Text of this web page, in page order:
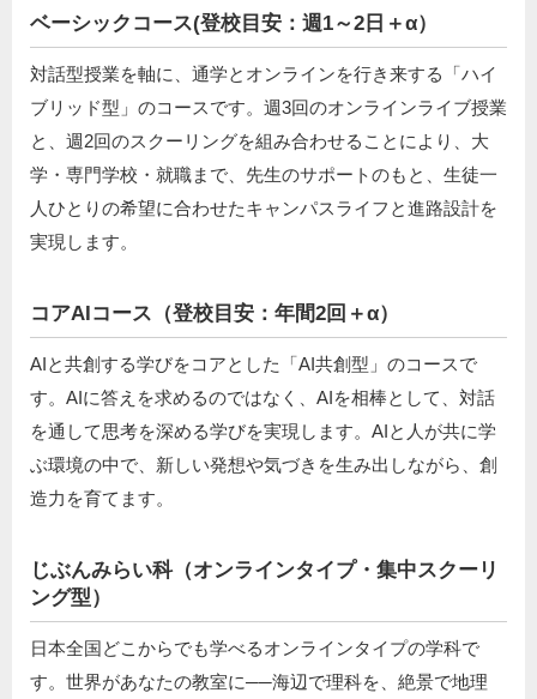
ベーシックコース(登校目安：週1～2日＋α）
対話型授業を軸に、通学とオンラインを行き来する「ハイ
ブリッド型」のコースです。週3回のオンラインライブ授業
と、週2回のスクーリングを組み合わせることにより、大
学・専門学校・就職まで、先生のサポートのもと、生徒一
人ひとりの希望に合わせたキャンパスライフと進路設計を
実現します。
コアAIコース（登校目安：年間2回＋α）
AIと共創する学びをコアとした「AI共創型」のコースで
す。AIに答えを求めるのではなく、AIを相棒として、対話
を通して思考を深める学びを実現します。AIと人が共に学
ぶ環境の中で、新しい発想や気づきを生み出しながら、創
造力を育てます。
じぶんみらい科（オンラインタイプ・集中スクーリ
ング型）
日本全国どこからでも学べるオンラインタイプの学科で
す。世界があなたの教室に──海辺で理科を、絶景で地理